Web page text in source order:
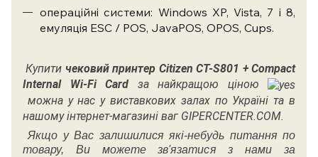
операційні системи: Windows XP, Vista, 7 і 8,
емуляція ESC / POS, JavaPOS, OPOS, Cups.
Купити чековий принтер Citizen CT-S801 + Compact
Internal Wi-Fi Card за найкращою ціною
можна у нас у виставкових залах по Україні та в
нашому інтернет-магазині ваг GIPERCENTER.COM.
Якщо у Вас залишилися які-небудь питання по
товару, Ви можете зв'язатися з нами за